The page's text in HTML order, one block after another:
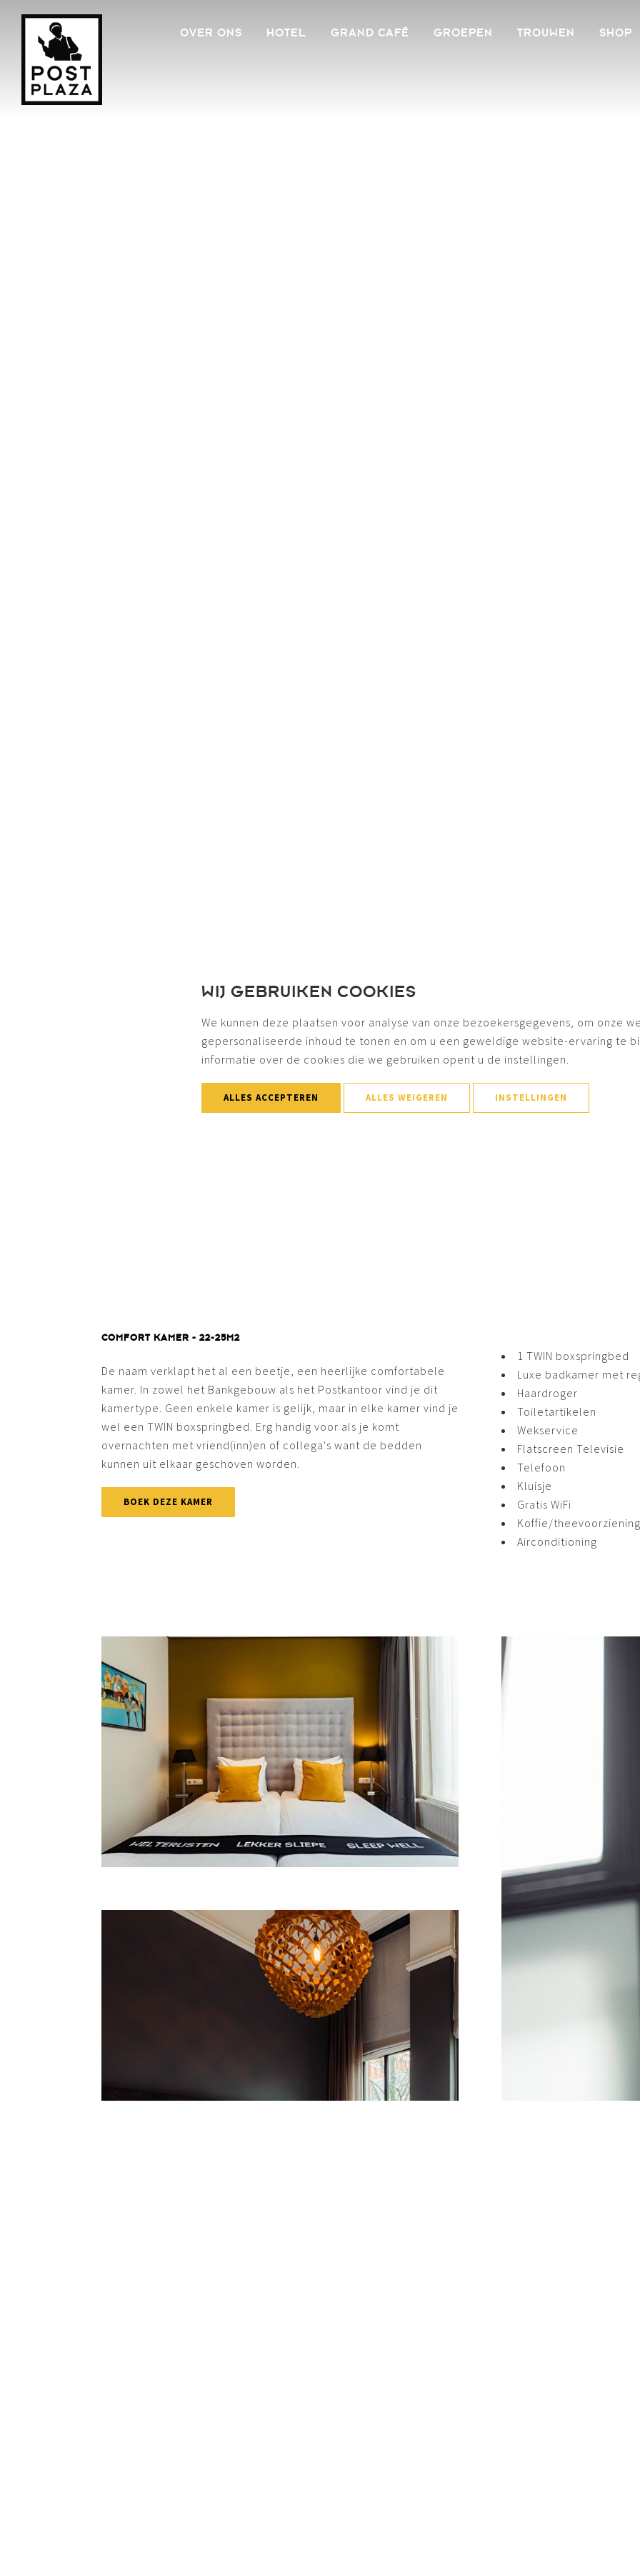
OVER ONS HOTEL GRAND CAFÉ GROEPEN TROUWEN SHOP
COMFORT KAMER - 22-25M2
De naam verklapt het al een beetje, een heerlijke comfortabele
kamer. In zowel het Bankgebouw als het Postkantoor vind je dit
kamertype. Geen enkele kamer is gelijk, maar in elke kamer vind je
wel een TWIN boxspringbed. Erg handig voor als je komt
overnachten met vriend(inn)en of collega's want de bedden
kunnen uit elkaar geschoven worden.
BOEK DEZE KAMER
1 TWIN boxspringbed
Luxe badkamer met
Haardroger
Toiletartikelen
Wekservice
Flatscreen Televisie
Telefoon
Kluisje
Gratis WiFi
Koffie/
Airconditioning
WIJ GEBRUIKEN COOKIES
We kunnen deze plaatsen voor analyse van onze bezoekersgegevens, om onze
gepersonaliseerde inhoud te tonen en om u een geweldige website-ervaring te
informatie over de cookies die we gebruiken opent u de instellingen.
ALLES ACCEPTEREN ALLES WEIGEREN INSTELLINGEN